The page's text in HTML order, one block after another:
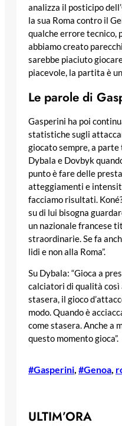
analizza il posticipo
la sua Roma contro il
qualche errore tecnico,
abbiamo creato
sarebbe piaciuto
piacevole, la partita è un
Le parole di
Gasperini ha poi
statistiche sugli
giocato sempre, a
Dybala e Dovbyk
punto è fare delle
atteggiamenti e
facciamo risultati.
su di lui bisogna
un nazionale francese
straordinarie. Se fa
lidi e non alla Roma”.
Su Dybala: “Gioca a
calciatori di qualità così
stasera, il gioco
modo. Quando è
come stasera. Anche a
questo momento gioca”.
#Gasperini, #Genoa,
ULTIM’ORA